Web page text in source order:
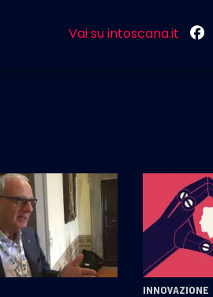
Vai su intoscana.it
INNOVAZIONE